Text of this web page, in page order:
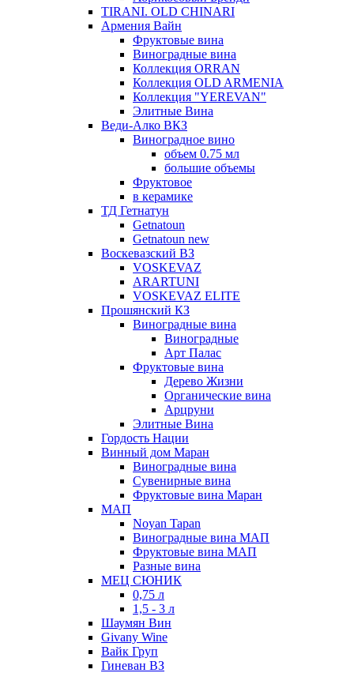
TIRANI. OLD CHINARI
Армения Вайн
Фруктовые вина
Виноградные вина
Коллекция ORRAN
Коллекция OLD ARMENIA
Коллекция "YEREVAN"
Элитные Вина
Веди-Алко ВКЗ
Виноградное вино
объем 0.75 мл
большие объемы
Фруктовое
в керамике
ТД Гетнатун
Getnatoun
Getnatoun new
Воскевазский ВЗ
VOSKEVAZ
ARARTUNI
VOSKEVAZ ELITE
Прошянский КЗ
Виноградные вина
Виноградные
Арт Палас
Фруктовые вина
Дерево Жизни
Органические вина
Арцруни
Элитные Вина
Гордость Нации
Винный дом Маран
Виноградные вина
Сувенирные вина
Фруктовые вина Маран
МАП
Noyan Tapan
Виноградные вина МАП
Фруктовые вина МАП
Разные вина
МЕЦ СЮНИК
0,75 л
1,5 - 3 л
Шаумян Вин
Givany Wine
Вайк Груп
Гиневан ВЗ